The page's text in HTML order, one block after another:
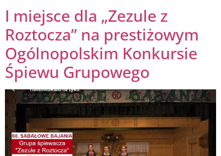
I miejsce dla „Zezule z
Roztocza” na prestiżowym
Ogólnopolskim Konkursie
Śpiewu Grupowego